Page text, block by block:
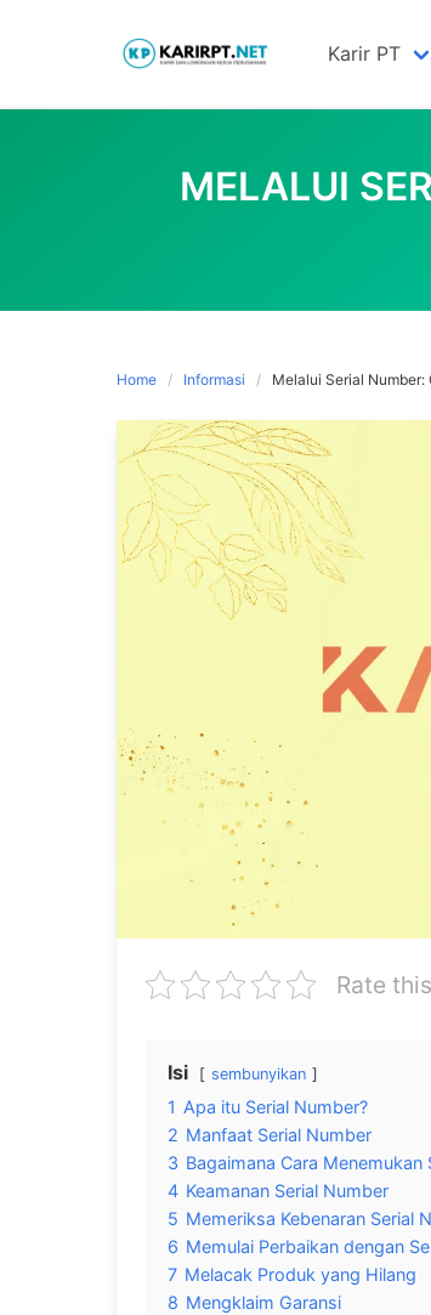
Karir PT
MELALUI
Home Informasi Melalui Serial
Rate
Isi sembunyikan
1 Apa itu Serial Number?
2 Manfaat Serial Number
3 Bagaimana Cara Menemukan
4 Keamanan Serial Number
5 Memeriksa Kebenaran Serial
6 Memulai Perbaikan dengan
7 Melacak Produk yang Hilang
8 Mengklaim Garansi